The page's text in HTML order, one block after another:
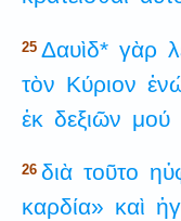
25 Δαυὶδ* γὰρ
τὸν Κύριον
ἐκ δεξιῶν μού
26 διὰ τοῦτο
καρδία» καὶ